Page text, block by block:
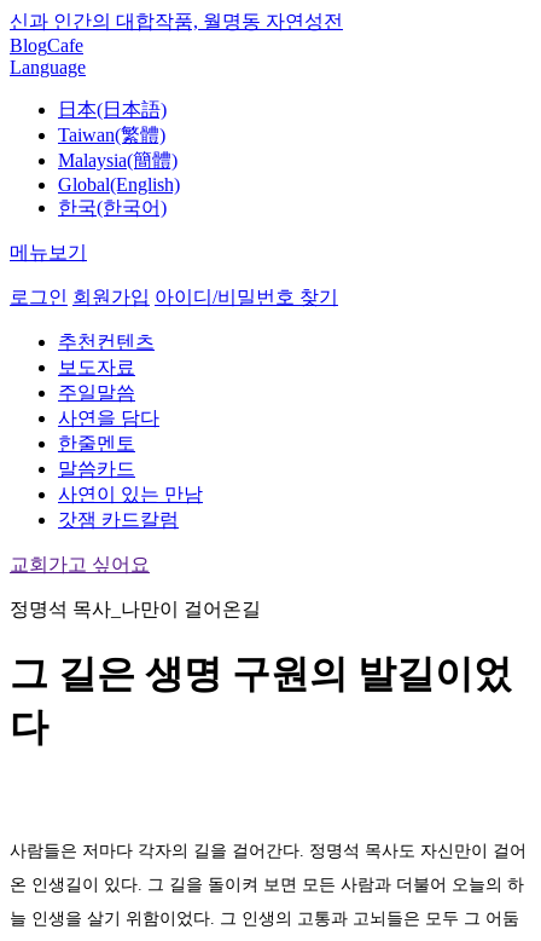
신과 인간의 대합작품, 월명동 자연성전
BlogCafe
Language
日本(日本語)
Taiwan(繁體)
Malaysia(簡體)
Global(English)
한국(한국어)
메뉴보기
로그인 회원가입 아이디/비밀번호 찾기
추천컨텐츠
보도자료
주일말씀
사연을 담다
한줄멘토
말씀카드
사연이 있는 만남
갓잼 카드칼럼
교회가고 싶어요
정명석 목사_나만이 걸어온길
그 길은 생명 구원의 발길이었
다
사람들은 저마다 각자의 길을 걸어간다. 정명석 목사도 자신만이 걸어
온 인생길이 있다. 그 길을 돌이켜 보면 모든 사람과 더불어 오늘의 하
늘 인생을 살기 위함이었다. 그 인생의 고통과 고뇌들은 모두 그 어둠